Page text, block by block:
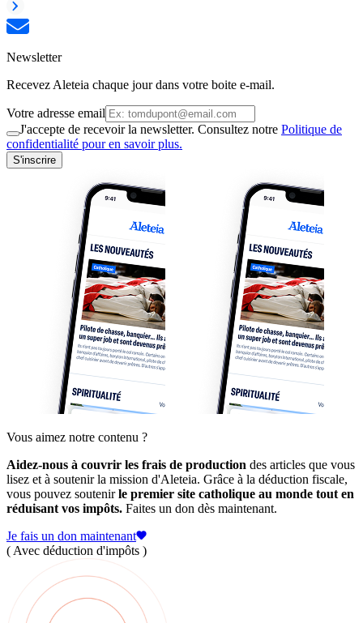
Newsletter
Recevez Aleteia chaque jour dans votre boite e-mail.
Votre adresse email
J'accepte de recevoir la newsletter. Consultez notre Politique de
confidentialité pour en savoir plus.
S'inscrire
Vous aimez notre contenu ?
Aidez-nous à couvrir les frais de production des articles que vous
lisez et à soutenir la mission d'Aleteia. Grâce à la déduction fiscale,
vous pouvez soutenirle premier site catholique au monde tout en
réduisant vos impôts. Faites un don dès maintenant.
Je fais un don maintenant
( Avec déduction d'impôts )